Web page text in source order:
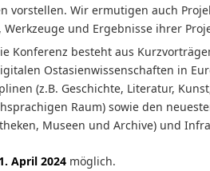
vorstellen. Wir ermutigen auch
Werkzeuge und Ergebnisse ihrer
Konferenz besteht aus
Ostasienwissenschaften in
(z.B. Geschichte, Literatur,
Raum) sowie den
Museen und Archive) und
April 2024möglich.